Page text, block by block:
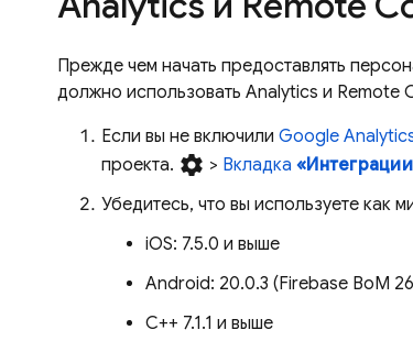
Прежде чем начать предоставлять
должно использовать Analytics и Remote
Если вы не включили Google
проекта. settings > Вкладка
Убедитесь, что вы используете как
iOS: 7.5.0 и выше
Android: 20.0.3 (Firebase BoM
C++ 7.1.1 и выше